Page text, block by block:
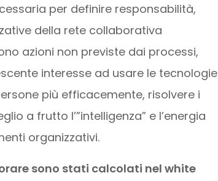
per definire responsabilità,
della rete collaborativa
azioni non previste dai processi,
interesse ad usare le tecnologie
più efficacemente, risolvere i
a frutto l’”intelligenza” e l’energia
organizzativi.
sono stati calcolati nel white